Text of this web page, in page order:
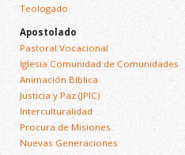
Teologado
Apostolado
Pastoral Vocacional
Iglesia Comunidad de Comunidades
Animación Bíblica
Justicia y Paz (JPIC)
Interculturalidad
Procura de Misiones
Nuevas Generaciones